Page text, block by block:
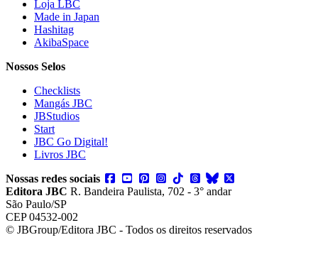
Loja LBC
Made in Japan
Hashitag
AkibaSpace
Nossos Selos
Checklists
Mangás JBC
JBStudios
Start
JBC Go Digital!
Livros JBC
Nossas redes sociais
Editora JBC R. Bandeira Paulista, 702 - 3° andar
São Paulo/SP
CEP 04532-002
© JBGroup/Editora JBC - Todos os direitos reservados